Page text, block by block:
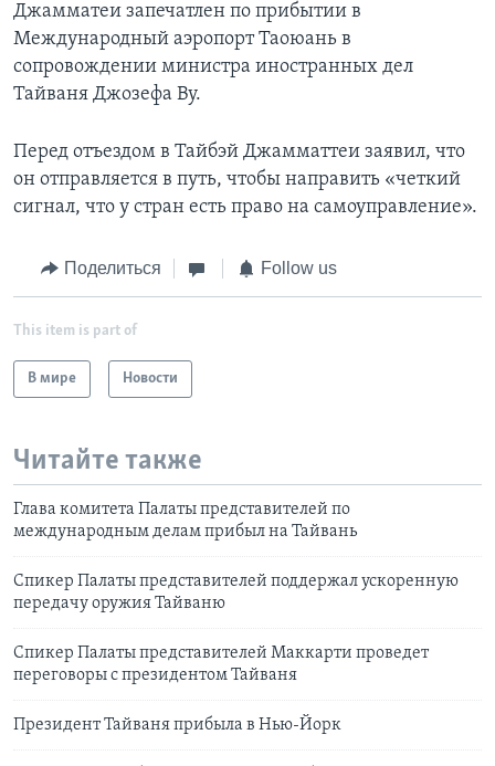
Джамматеи запечатлен по прибытии в
Международный аэропорт Таоюань в
сопровождении министра иностранных дел
Тайваня Джозефа Ву.
Перед отъездом в Тайбэй Джамматтеи заявил, что
он отправляется в путь, чтобы направить «четкий
сигнал, что у стран есть право на самоуправление».
Поделиться Follow us
This item is part of
В мире Новости
Читайте также
Глава комитета Палаты представителей по
международным делам прибыл на Тайвань
Спикер Палаты представителей поддержал ускоренную
передачу оружия Тайваню
Спикер Палаты представителей Маккарти проведет
переговоры с президентом Тайваня
Президент Тайваня прибыла в Нью-Йорк